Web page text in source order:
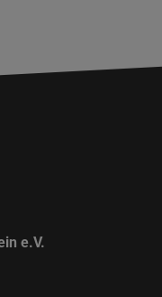
e.V.